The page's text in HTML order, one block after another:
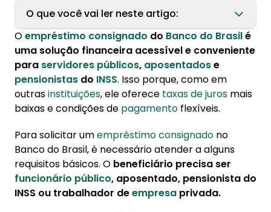
O que você vai ler neste artigo:
1. Vantagens do empréstimo consignado do
Banco do Brasil
2. Como funciona o empréstimo consignado
no Banco com Brasil?
Banco do Brasil?
4. Como contratar empréstimo consignado
no Banco do Brasil?
5. Conheça a Konsi
Oempréstimo consignado do Banco do Brasilé
uma solução financeira acessível e conveniente
para servidores públicos, aposentadose
pensionistas do INSS. Isso porque, como em
outrasinstituições, ele oferece taxas de juros mais
baixas e condições de pagamento flexíveis.
Para solicitar umempréstimoconsignado no
Banco do Brasil, é necessário atender a alguns
requisitos básicos. O beneficiário precisa ser
funcionário público, aposentado, pensionista do
INSS ou trabalhador deempresa privada.